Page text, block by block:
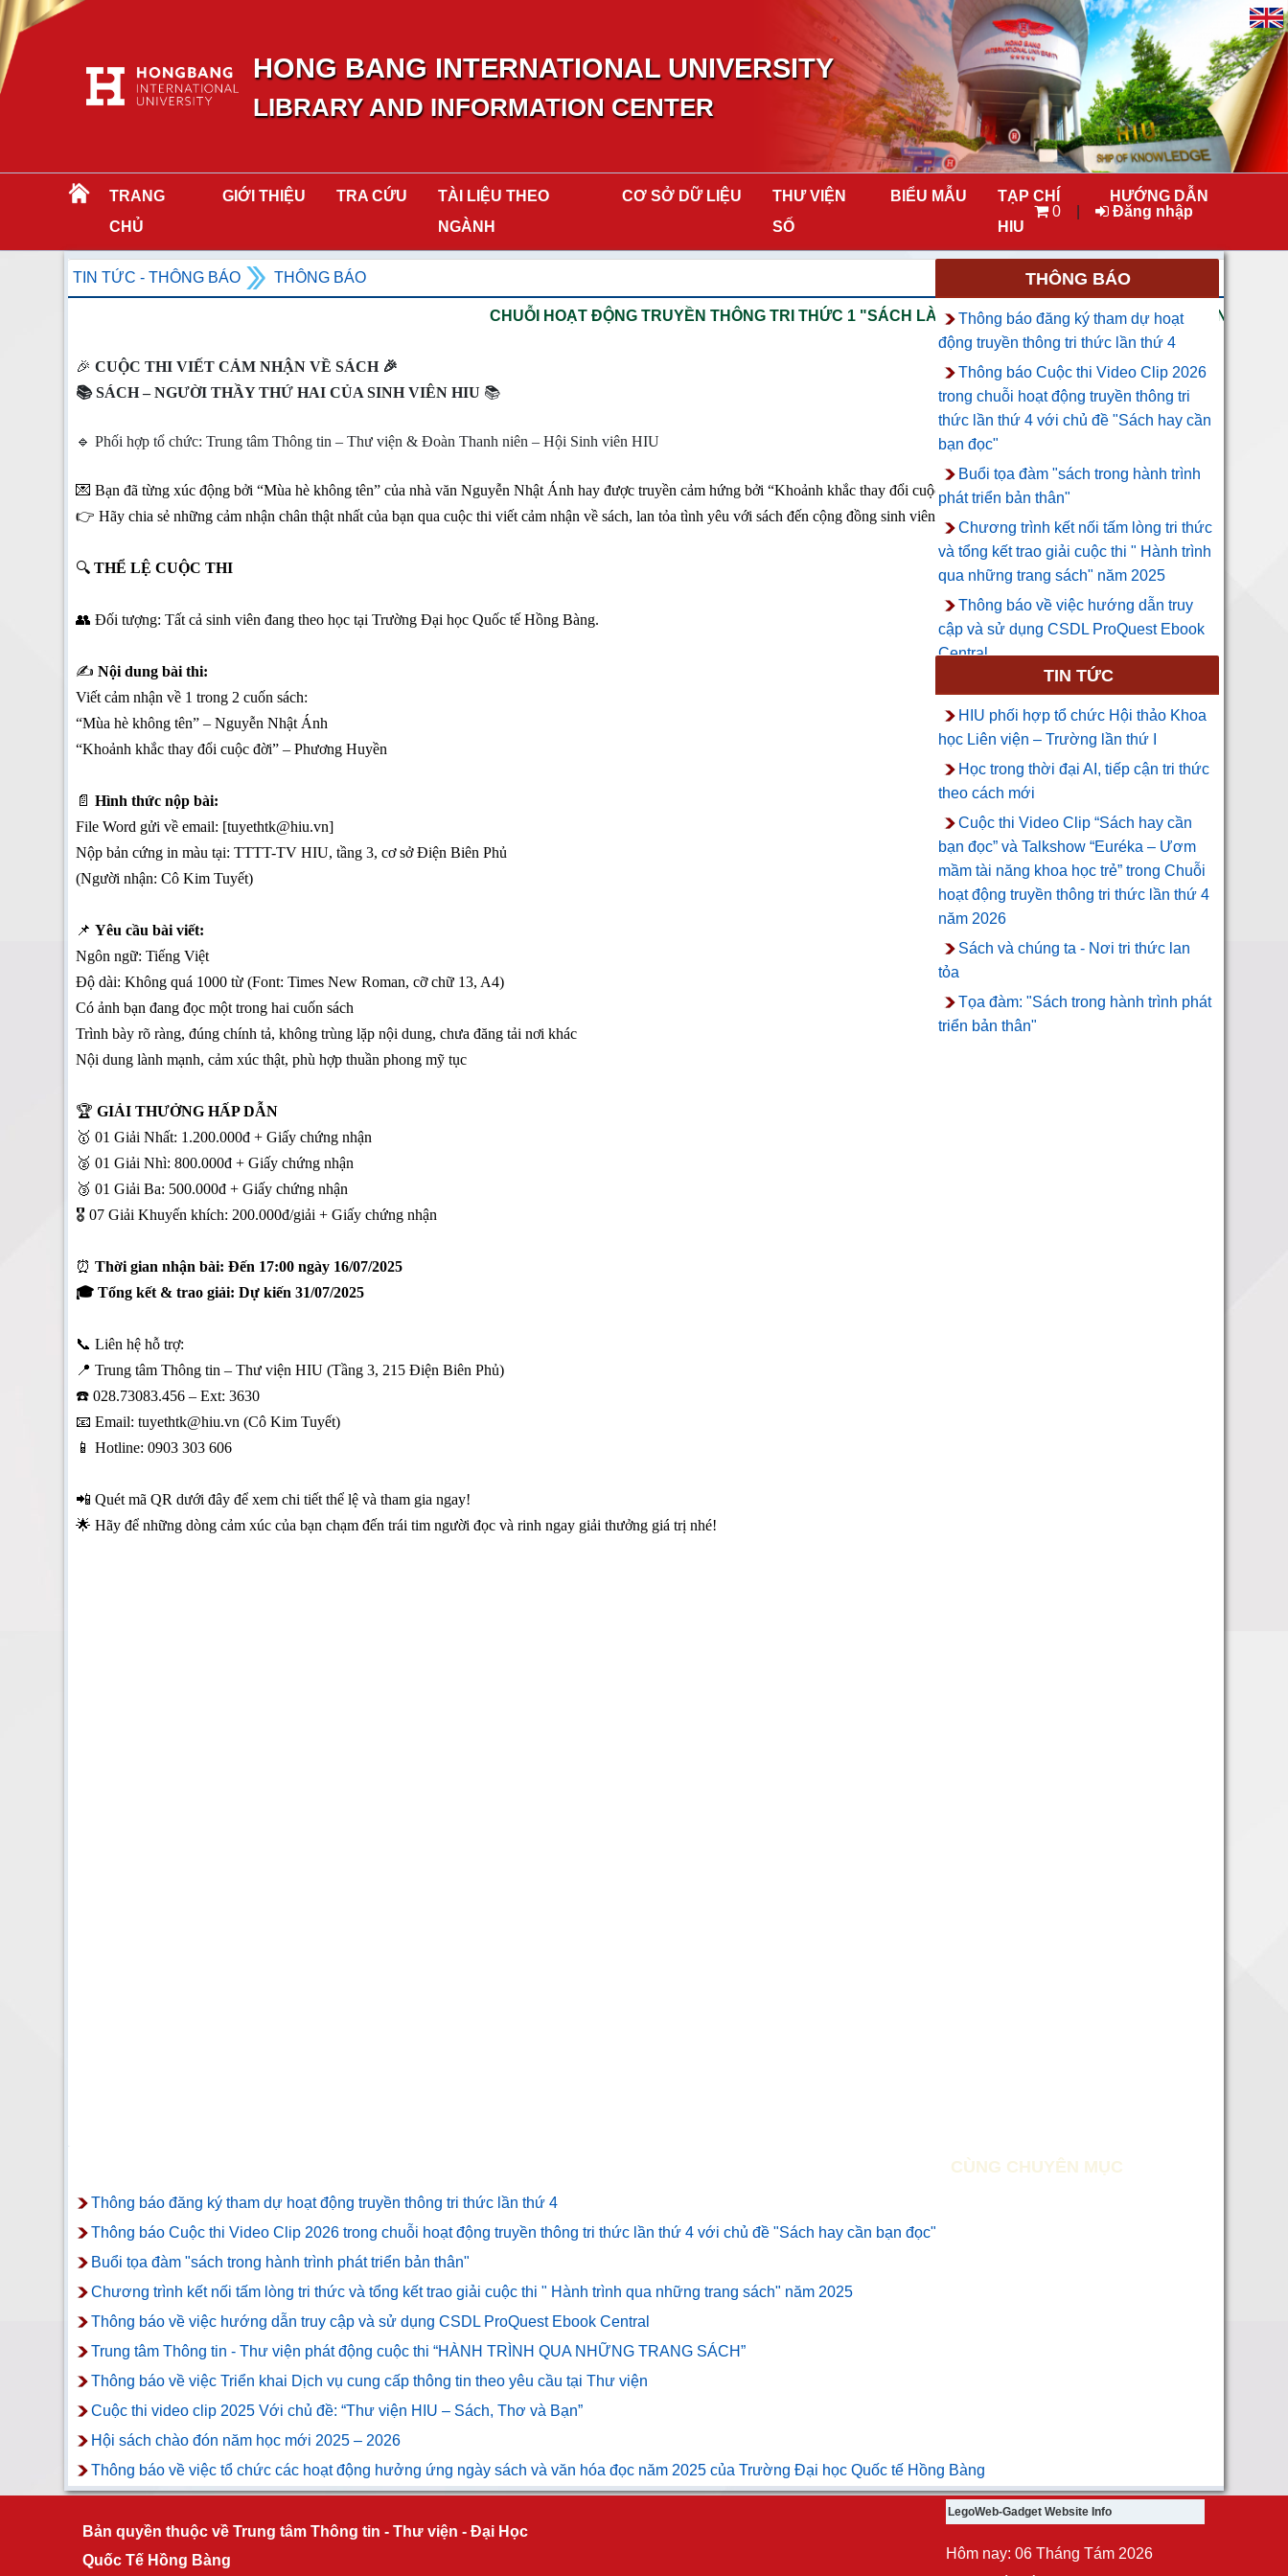
HONG BANG INTERNATIONAL UNIVERSITY
LIBRARY AND INFORMATION CENTER
TRANG
CHỦ
GIỚI THIỆU TRA CỨU
TÀI LIỆU THEO
NGÀNH
CƠ SỞ DỮ LIỆU
THƯ VIỆN
SỐ
BIỂU MẪU
TẠP CHÍ
HIU
HƯỚNG DẪN
0
Đăng nhập
TIN TỨC - THÔNG BÁO THÔNG BÁO
CHUỖI HOẠT ĐỘNG TRUYỀN THÔNG TRI THỨC 1 "SÁCH LÀ NGƯỜI THẦY THỨ HAI CỦA SINH VIÊN HIU"
🎉CUỘC THI VIẾT CẢM NHẬN VỀ SÁCH 🎉
📚 SÁCH – NGƯỜI THẦY THỨ HAI CỦA SINH VIÊN HIU 📚
🔹 Phối hợp tổ chức: Trung tâm Thông tin – Thư viện & Đoàn Thanh niên – Hội Sinh viên HIU
💌 Bạn đã từng xúc động bởi “Mùa hè không tên” của nhà văn Nguyễn Nhật Ánh hay được truyền cảm hứng bởi “Khoảnh khắc thay đổi cuộc đời” của nhà văn Phương Huyền?
👉 Hãy chia sẻ những cảm nhận chân thật nhất của bạn qua cuộc thi viết cảm nhận về sách, lan tỏa tình yêu với sách đến cộng đồng sinh viên HIU!
🔍THỂ LỆ CUỘC THI
👥 Đối tượng: Tất cả sinh viên đang theo học tại Trường Đại học Quốc tế Hồng Bàng.
✍️Nội dung bài thi:
Viết cảm nhận về 1 trong 2 cuốn sách:
“Mùa hè không tên” – Nguyễn Nhật Ánh
“Khoảnh khắc thay đổi cuộc đời” – Phương Huyền
📄Hình thức nộp bài:
File Word gửi về email: [tuyethtk@hiu.vn]
Nộp bản cứng in màu tại: TTTT-TV HIU, tầng 3, cơ sở Điện Biên Phủ
(Người nhận: Cô Kim Tuyết)
📌Yêu cầu bài viết:
Ngôn ngữ: Tiếng Việt
Độ dài: Không quá 1000 từ (Font: Times New Roman, cỡ chữ 13, A4)
Có ảnh bạn đang đọc một trong hai cuốn sách
Trình bày rõ ràng, đúng chính tả, không trùng lặp nội dung, chưa đăng tải nơi khác
Nội dung lành mạnh, cảm xúc thật, phù hợp thuần phong mỹ tục
🏆GIẢI THƯỞNG HẤP DẪN
🥇 01 Giải Nhất: 1.200.000đ + Giấy chứng nhận
🥈 01 Giải Nhì: 800.000đ + Giấy chứng nhận
🥉 01 Giải Ba: 500.000đ + Giấy chứng nhận
🎖 07 Giải Khuyến khích: 200.000đ/giải + Giấy chứng nhận
⏰Thời gian nhận bài: Đến 17:00 ngày 16/07/2025
🎓 Tổng kết & trao giải: Dự kiến 31/07/2025
📞 Liên hệ hỗ trợ:
📍 Trung tâm Thông tin – Thư viện HIU (Tầng 3, 215 Điện Biên Phủ)
☎️ 028.73083.456 – Ext: 3630
📧 Email: tuyethtk@hiu.vn (Cô Kim Tuyết)
📱 Hotline: 0903 303 606
📲 Quét mã QR dưới đây để xem chi tiết thể lệ và tham gia ngay!
🌟 Hãy để những dòng cảm xúc của bạn chạm đến trái tim người đọc và rinh ngay giải thưởng giá trị nhé!
CÙNG CHUYÊN MỤC
Thông báo đăng ký tham dự hoạt động truyền thông tri thức lần thứ 4
Thông báo Cuộc thi Video Clip 2026 trong chuỗi hoạt động truyền thông tri thức lần thứ 4 với chủ đề "Sách hay cần bạn đọc"
Buổi tọa đàm "sách trong hành trình phát triển bản thân"
Chương trình kết nối tấm lòng tri thức và tổng kết trao giải cuộc thi " Hành trình qua những trang sách" năm 2025
Thông báo về việc hướng dẫn truy cập và sử dụng CSDL ProQuest Ebook Central
Trung tâm Thông tin - Thư viện phát động cuộc thi “HÀNH TRÌNH QUA NHỮNG TRANG SÁCH”
Thông báo về việc Triển khai Dịch vụ cung cấp thông tin theo yêu cầu tại Thư viện
Cuộc thi video clip 2025 Với chủ đề: “Thư viện HIU – Sách, Thơ và Bạn”
Hội sách chào đón năm học mới 2025 – 2026
Thông báo về việc tổ chức các hoạt động hưởng ứng ngày sách và văn hóa đọc năm 2025 của Trường Đại học Quốc tế Hồng Bàng
THÔNG BÁO
Thông báo đăng ký tham dự hoạt
động truyền thông tri thức lần thứ 4
Thông báo Cuộc thi Video Clip 2026
trong chuỗi hoạt động truyền thông tri
thức lần thứ 4 với chủ đề "Sách hay cần
bạn đọc"
Buổi tọa đàm "sách trong hành trình
phát triển bản thân"
Chương trình kết nối tấm lòng tri thức
và tổng kết trao giải cuộc thi " Hành trình
qua những trang sách" năm 2025
Thông báo về việc hướng dẫn truy
cập và sử dụng CSDL ProQuest Ebook
Central
TIN TỨC
HIU phối hợp tổ chức Hội thảo Khoa
học Liên viện – Trường lần thứ I
Học trong thời đại AI, tiếp cận tri thức
theo cách mới
Cuộc thi Video Clip “Sách hay cần
bạn đọc” và Talkshow “Euréka – Ươm
mầm tài năng khoa học trẻ” trong Chuỗi
hoạt động truyền thông tri thức lần thứ 4
năm 2026
Sách và chúng ta - Nơi tri thức lan
tỏa
Tọa đàm: "Sách trong hành trình phát
triển bản thân"
Bản quyền thuộc về Trung tâm Thông tin - Thư viện - Đại Học
Quốc Tế Hồng Bàng
LegoWeb-Gadget Website Info
Hôm nay: 06 Tháng Tám 2026